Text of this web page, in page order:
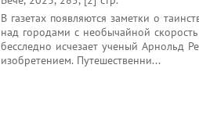
В газетах появляются заметки о
над городами с необычайной
бесследно исчезает ученый Арнольд
изобретением. Путешественни...